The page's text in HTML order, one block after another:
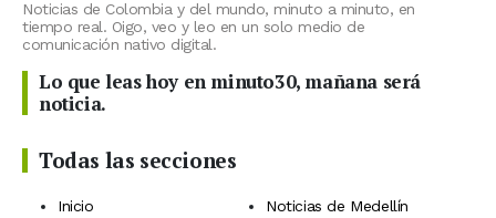
Noticias de Colombia y del mundo, minuto a minuto, en
tiempo real. Oigo, veo y leo en un solo medio de
comunicación nativo digital.
Lo que leas hoy en minuto30, mañana será
noticia.
Todas las secciones
Inicio
Noticias de Medellín